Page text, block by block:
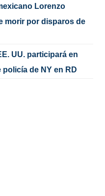
Lorenzo
morir por disparos de
UU. participará en
de NY en RD